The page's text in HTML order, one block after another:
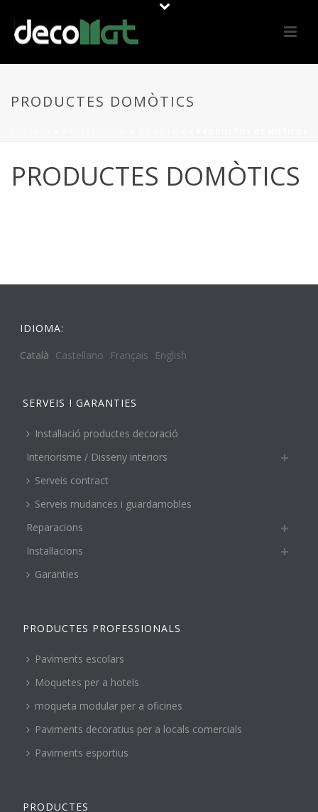
PRODUCTES DOMÒTICS
PRODUCTES DOMÒTICS
IDIOMA:
Català Castellano Français English
SERVEIS I GARANTIES
Instal·lació productes decoració
Interiorisme / Disseny interiors
Serveis contract
Serveis mudances i guardamobles
Reparacions
Instal·lacions
Garanties
PRODUCTES PROFESSIONALS
Paviments escolars
Moquetes per a hotels
moqueta modular per a oficines
Paviments decoratius per a locals comercials
Paviments esportius
PRODUCTES